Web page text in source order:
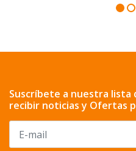
Suscríbete a nuestra
recibir noticias y Ofertas